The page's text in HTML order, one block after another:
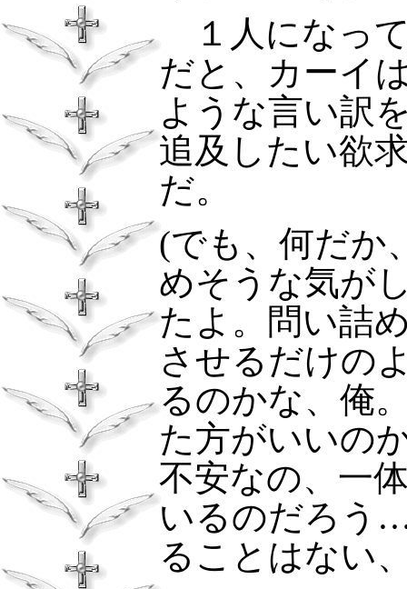
１人になっ
だと、カーイ
ような言い訳
追及したい欲
だ。
(でも、何だか
めそうな気が
たよ。問い詰
させるだけの
るのかな、俺
た方がいいの
不安なの、一
いるのだろう
ることはない